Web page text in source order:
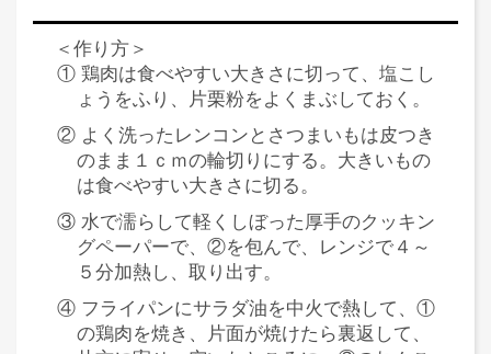
＜作り方＞
① 鶏肉は食べやすい大きさに切って、塩こし
ょうをふり、片栗粉をよくまぶしておく。
② よく洗ったレンコンとさつまいもは皮つき
のまま１ｃｍの輪切りにする。大きいもの
は食べやすい大きさに切る。
③ 水で濡らして軽くしぼった厚手のクッキン
グペーパーで、②を包んで、レンジで４～
５分加熱し、取り出す。
④ フライパンにサラダ油を中火で熱して、①
の鶏肉を焼き、片面が焼けたら裏返して、